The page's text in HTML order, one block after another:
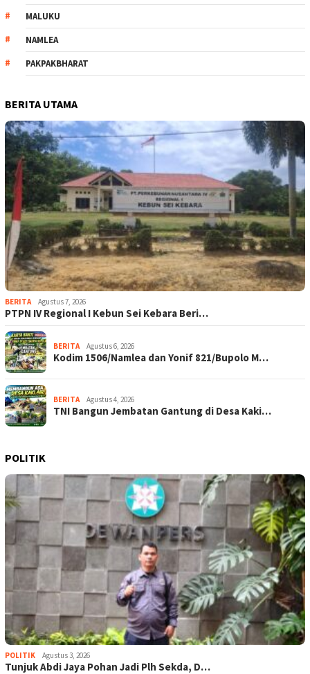
MALUKU
NAMLEA
PAKPAKBHARAT
BERITA UTAMA
BERITA Agustus 7, 2026
PTPN IV Regional I Kebun Sei Kebara Beri…
BERITA Agustus 6, 2026
Kodim 1506/Namlea dan Yonif 821/Bupolo M…
BERITA Agustus 4, 2026
TNI Bangun Jembatan Gantung di Desa Kaki…
POLITIK
POLITIK Agustus 3, 2026
Tunjuk Abdi Jaya Pohan Jadi Plh Sekda, D…